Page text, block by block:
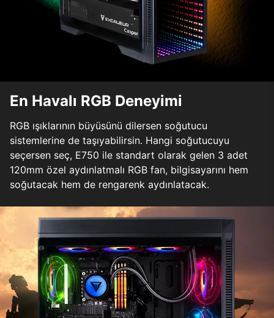
En Havalı RGB Deneyimi
RGB ışıklarının büyüsünü dilersen soğutucu
sistemlerine de taşıyabilirsin. Hangi soğutucuyu
seçersen seç, E750 ile standart olarak gelen 3 adet
120mm özel aydınlatmalı RGB fan, bilgisayarını hem
soğutacak hem de rengarenk aydınlatacak.